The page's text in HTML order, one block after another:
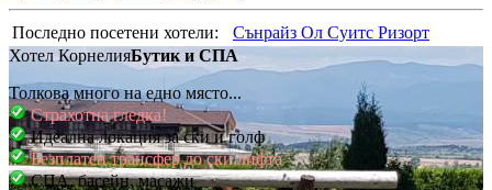
Последно посетени хотели:
Сънрайз Ол Суитс Ризорт
Хотел КорнелияБутик и СПА
Толкова много на едно място...
Страхотна гледка!
Идеална локация за ски и голф
Безплатен трансфер до ски лифта
СПА, басейн, масажи